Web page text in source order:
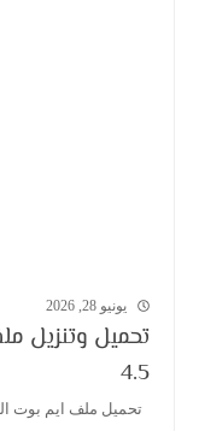
يونيو 28, 2026
تحميل وتنزيل
4.5
تحميل ملف ايم بوت